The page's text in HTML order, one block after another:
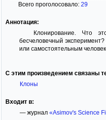
Всего проголосовало: 29
Аннотация:
Клонирование. Что
бесчеловечный
или самостоятельным
С этим произведением связаны
Клоны
Входит в:
— журнал «Asimov's Science